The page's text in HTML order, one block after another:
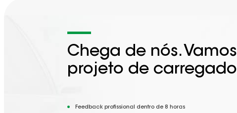
Chega de nós.
projeto de
Feedback profissional dentro de 8 horas